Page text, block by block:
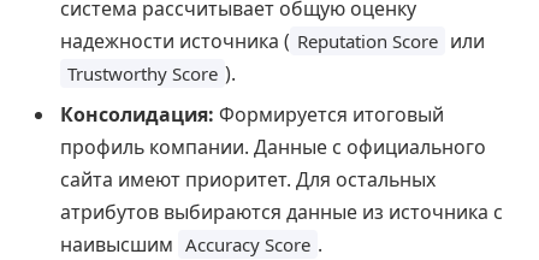
система рассчитывает общую оценку
надежности источника ( Reputation Score или
Trustworthy Score ).
Консолидация: Формируется итоговый
профиль компании. Данные с официального
сайта имеют приоритет. Для остальных
атрибутов выбираются данные из источника с
наивысшим Accuracy Score .